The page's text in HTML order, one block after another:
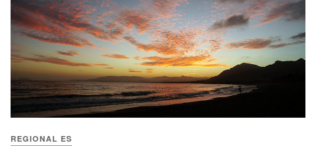
REGIONAL ES